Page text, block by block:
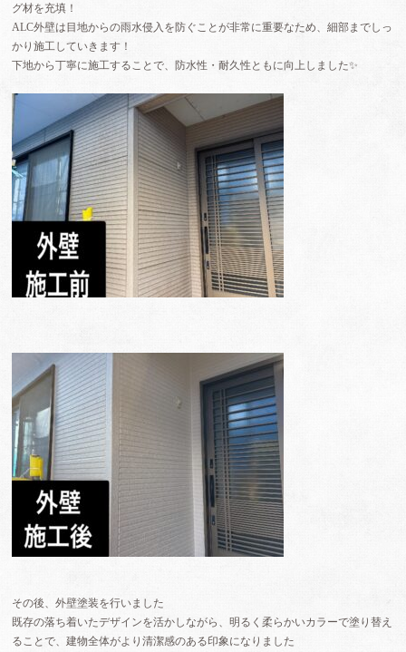
グ材を充填！
ALC外壁は目地からの雨水侵入を防ぐことが非常に重要なため、細部までしっ
かり施工していきます！
下地から丁寧に施工することで、防水性・耐久性ともに向上しました✨
その後、外壁塗装を行いました
既存の落ち着いたデザインを活かしながら、明るく柔らかいカラーで塗り替え
ることで、建物全体がより清潔感のある印象になりました